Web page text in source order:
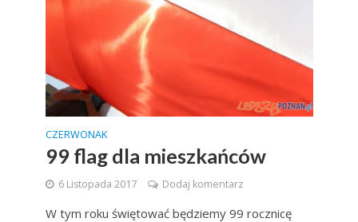
CZERWONAK
99 flag dla mieszkańców
6 Listopada 2017 Dodaj komentarz
W tym roku świętować będziemy 99 rocznicę